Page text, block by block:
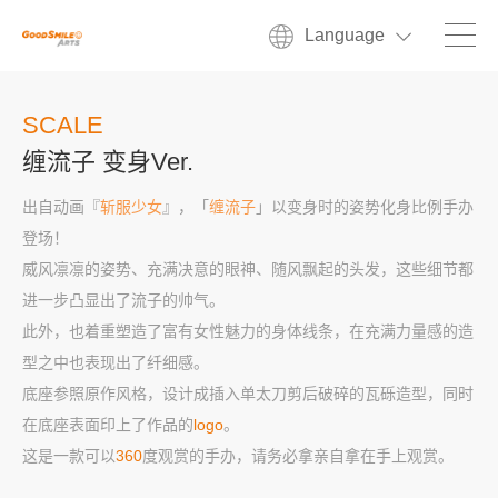
Language
SCALE
缠流子 变身Ver.
出自动画『斩服少女』，「 缠流子 」以变身时的姿势化身比例手办
登场！
威风凛凛的姿势、充满决意的眼神、随风飘起的头发，这些细节都
进一步凸显出了流子的帅气。
此外，也着重塑造了富有女性魅力的身体线条，在充满力量感的造
型之中也表现出了纤细感。
底座参照原作风格，设计成插入单太刀剪后破碎的瓦砾造型，同时
在底座表面印上了作品的logo。
这是一款可以360度观赏的手办，请务必拿亲自拿在手上观赏。